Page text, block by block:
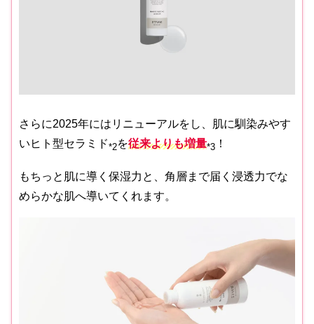
さらに2025年にはリニューアルをし、肌に馴染みやす
いヒト型セラミド*2を従来よりも増量*3 ！
もちっと肌に導く保湿力と、角層まで届く浸透力でな
めらかな肌へ導いてくれます。